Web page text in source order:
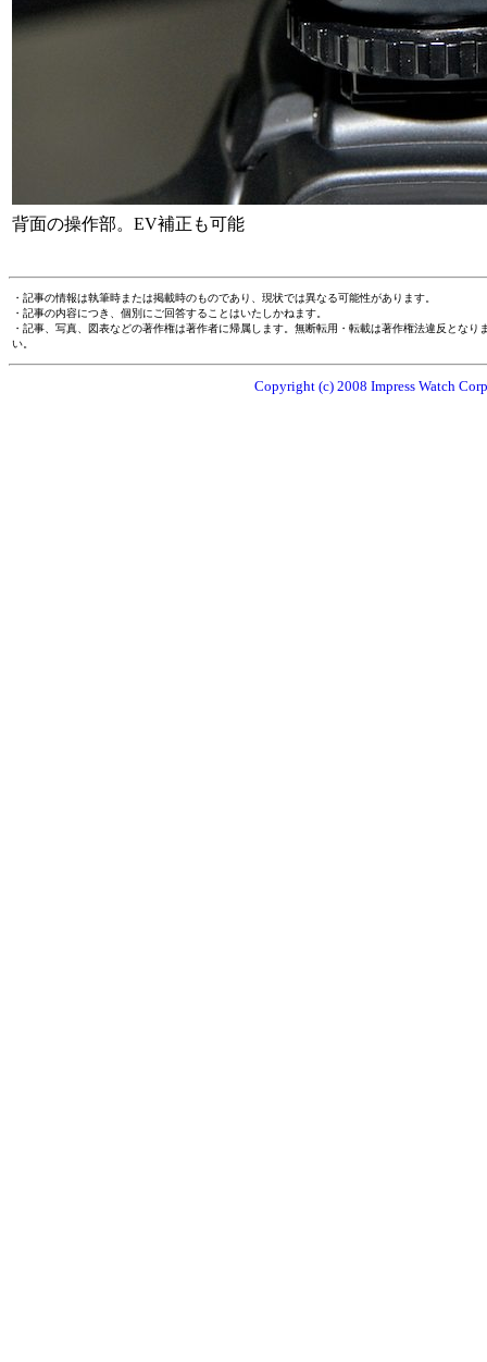
背面の操作部。EV補正も可能
・記事の情報は執筆時または掲載時のものであり、現状では異なる可能性があります。
・記事の内容につき、個別にご回答することはいたしかねます。
・記事、写真、図表などの著作権は著作者に帰属します。無断転用・転載は著作権法違反とな
い。
Copyright (c) 2008 Impress Watch